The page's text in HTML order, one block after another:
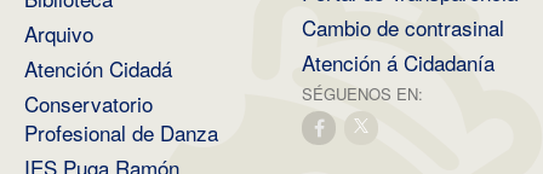
Arquivo
Atención Cidadá
Conservatorio
Profesional de Danza
IES Puga Ramón
Cambio de contrasinal
Atención á Cidadanía
SÉGUENOS EN: